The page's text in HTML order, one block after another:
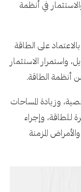
في أنظمة
على الطاقة
واستمرار الاستثمار
من أنظمة الطاقة.
وزيادة المساحات
للطاقة، وإجراء
المزمنة